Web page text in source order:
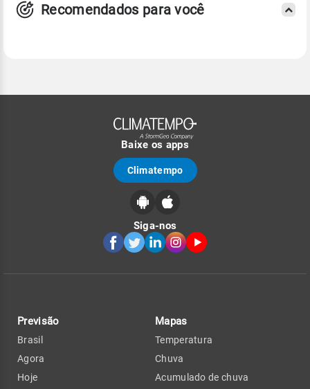
Recomendados para você
Baixe os apps
Climatempo
Siga-nos
Previsão
Brasil
Agora
Hoje
Mapas
Temperatura
Chuva
Acumulado de chuva